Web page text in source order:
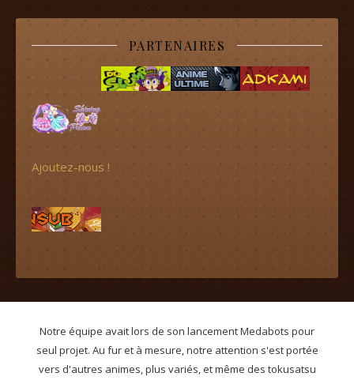
PARTENAIRES
Ajoutez-nous !
Notre équipe avait lors de son lancement Medabots pour
seul projet. Au fur et à mesure, notre attention s'est portée
vers d'autres animes, plus variés, et même des tokusatsu